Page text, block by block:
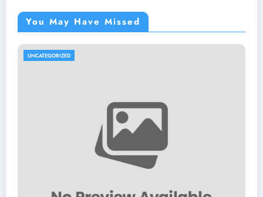
You May Have Missed
UNCATEGORIZED